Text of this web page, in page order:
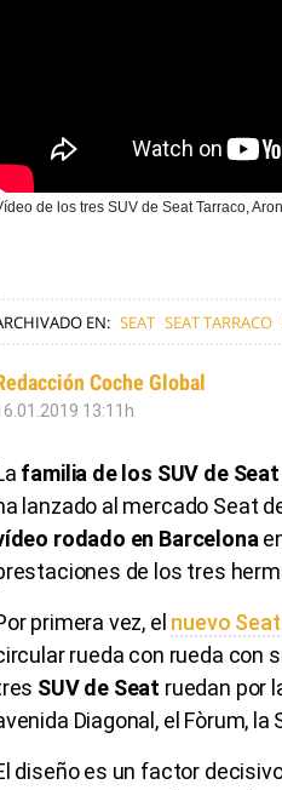
de los tres SUV de Seat Tarraco,
EN: SEAT SEAT TARRACO
Coche Global
13:11h
familia de los SUV de Seat
lanzado al mercado Seat
rodado en Barcelona
de los tres
primera vez, el nuevo
rueda con rueda con
SUV de Seat ruedan por
Diagonal, el Fòrum,
diseño es un factor